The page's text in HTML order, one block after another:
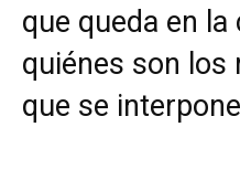
que queda en
quiénes son los
que se